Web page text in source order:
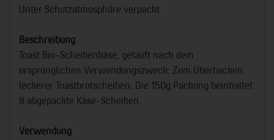
Unter Schutzatmosphäre verpackt
Beschreibung
Toast Bio-Scheibenkäse, getauft nach dem
ursprünglichen Verwendungszweck: Zum Überbacken
leckerer Toastbrotscheiben. Die 150g Packung beinhaltet
8 abgepackte Käse-Scheiben.
Verwendung